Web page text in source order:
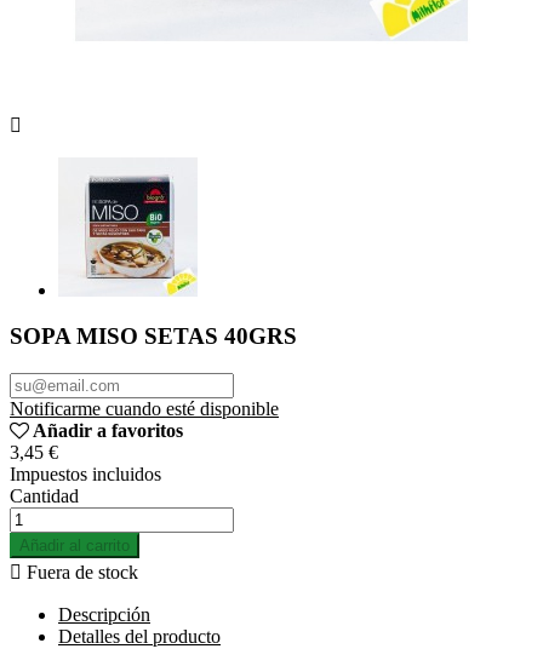

SOPA MISO SETAS 40GRS
Notificarme cuando esté disponible
Añadir a favoritos
3,45 €
Impuestos incluidos
Cantidad
Añadir al carrito
 Fuera de stock
Descripción
Detalles del producto